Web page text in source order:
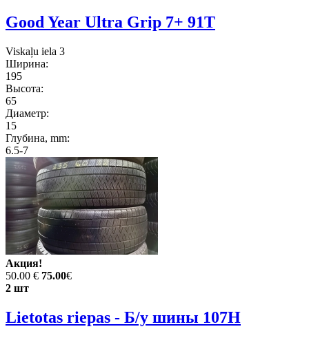
Good Year Ultra Grip 7+ 91T
Viskaļu iela 3
Ширина:
195
Высота:
65
Диаметр:
15
Глубина, mm:
6.5-7
Акция!
50.00 € 75.00€
2 шт
Lietotas riepas - Б/у шины 107H